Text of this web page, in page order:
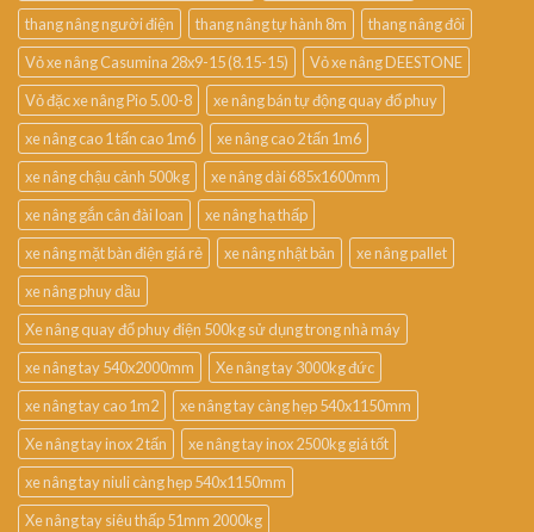
thang nâng người điện
thang nâng tự hành 8m
thang nâng đôi
Vỏ xe nâng Casumina 28x9-15 (8.15-15)
Vỏ xe nâng DEESTONE
Vỏ đặc xe nâng Pio 5.00-8
xe nâng bán tự động quay đổ phuy
xe nâng cao 1 tấn cao 1m6
xe nâng cao 2 tấn 1m6
xe nâng chậu cảnh 500kg
xe nâng dài 685x1600mm
xe nâng gắn cân đài loan
xe nâng hạ thấp
xe nâng mặt bàn điện giá rẻ
xe nâng nhật bản
xe nâng pallet
xe nâng phuy dầu
Xe nâng quay đổ phuy điện 500kg sử dụng trong nhà máy
xe nâng tay 540x2000mm
Xe nâng tay 3000kg đức
xe nâng tay cao 1m2
xe nâng tay càng hẹp 540x1150mm
Xe nâng tay inox 2 tấn
xe nâng tay inox 2500kg giá tốt
xe nâng tay niuli càng hẹp 540x1150mm
Xe nâng tay siêu thấp 51mm 2000kg